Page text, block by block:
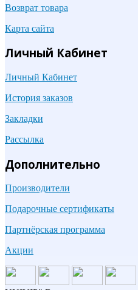
Возврат товара
Карта сайта
Личный Кабинет
Личный Кабинет
История заказов
Закладки
Рассылка
Дополнительно
Производители
Подарочные сертификаты
Партнёрская программа
Акции